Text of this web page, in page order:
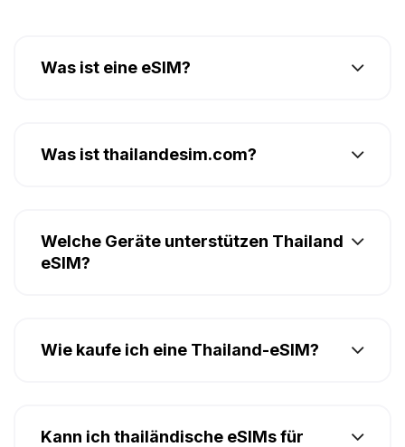
Was ist eine eSIM?
Was ist thailandesim.com?
Welche Geräte unterstützen Thailand
eSIM?
Wie kaufe ich eine Thailand-eSIM?
Kann ich thailändische eSIMs für